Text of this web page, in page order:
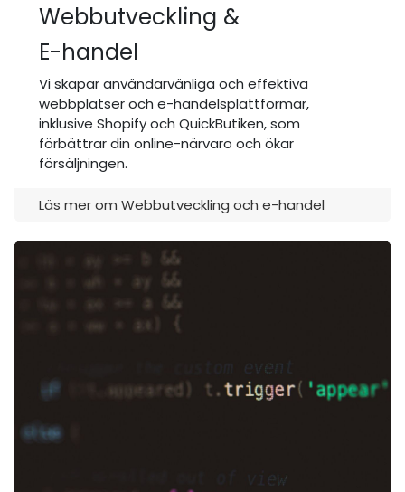
Webbutveckling &
E-handel
Vi skapar användarvänliga och effektiva
webbplatser och e-handelsplattformar,
inklusive Shopify och QuickButiken, som
förbättrar din online-närvaro och ökar
försäljningen.
Läs mer om Webbutveckling och e-handel